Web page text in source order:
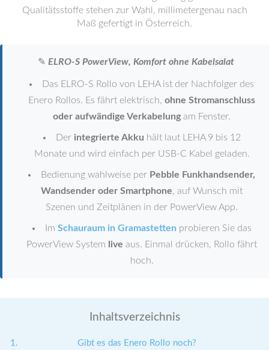
Qualitätsstoffe stehen zur Wahl, millimetergenau nach
Maß gefertigt in Österreich.
✎ ELRO-S PowerView, Komfort ohne Kabelsalat
Das ELRO-S Rollo von LEHA ist der Nachfolger des
Enero Rollos. Es fährt elektrisch, ohne Stromanschluss
oder aufwändige Verkabelung am Fenster.
Der integrierte Akku hält laut LEHA 9 bis 12
Monate und wird einfach per USB-C Kabel geladen.
Bedienung wahlweise per Pebble Funkhandsender,
Wandsender oder Smartphone, auf Wunsch mit
Szenen und Zeitplänen in der PowerView App.
Im Schauraum in Gramastetten probieren Sie das
PowerView System
live aus. Einmal drücken, Rollo fährt
hoch.
Inhaltsverzeichnis
Gibt es das Enero Rollo noch?